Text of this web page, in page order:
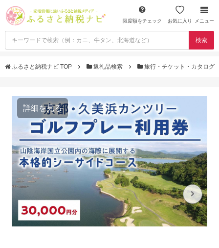
限度額をチェック お気に入り メニュー
検索
ふるさと納税ナビ TOP 返礼品検索 旅行・チケット・カタログ
詳細を見る